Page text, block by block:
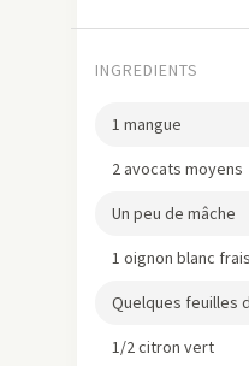
INGREDIENTS
1 mangue
2 avocats moyens
Un peu de mâche
1 oignon blanc frais
Quelques feuilles
1/2 citron vert